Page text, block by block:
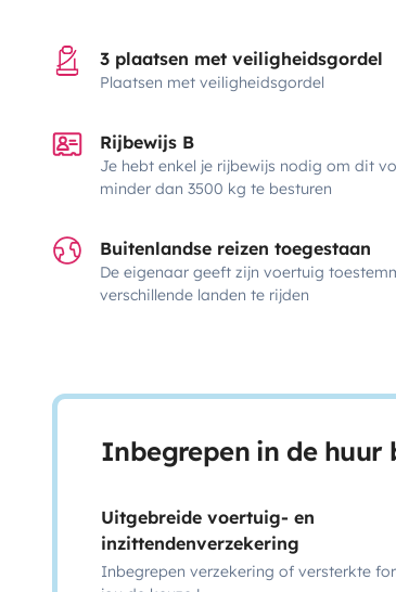
3 plaatsen met veiligheidsgordel
Plaatsen met veiligheidsgordel
Rijbewijs B
Je hebt enkel je rijbewijs nodig om dit
minder dan 3500 kg te besturen
Buitenlandse reizen toegestaan
De eigenaar geeft zijn voertuig
verschillende landen te rijden
Inbegrepen in de huur
Uitgebreide voertuig- en
inzittendenverzekering
Inbegrepen verzekering of versterkte